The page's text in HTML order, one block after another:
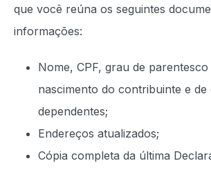
que você reúna os seguintes
informações:
Nome, CPF, grau de parentesco
nascimento do contribuinte e de
dependentes;
Endereços atualizados;
Cópia completa da última